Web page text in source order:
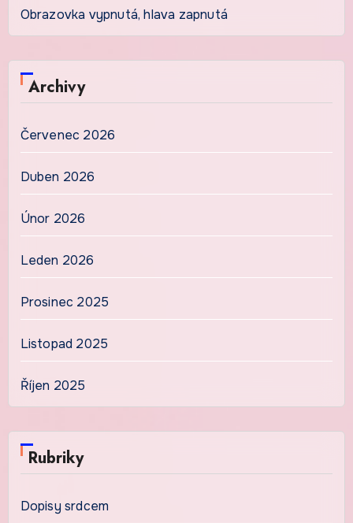
Obrazovka vypnutá, hlava zapnutá
Archivy
Červenec 2026
Duben 2026
Únor 2026
Leden 2026
Prosinec 2025
Listopad 2025
Říjen 2025
Rubriky
Dopisy srdcem